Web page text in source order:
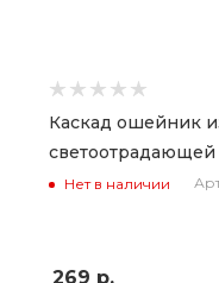
Каскад ошейник
светоотрадающей
Нет в наличии
269 р.